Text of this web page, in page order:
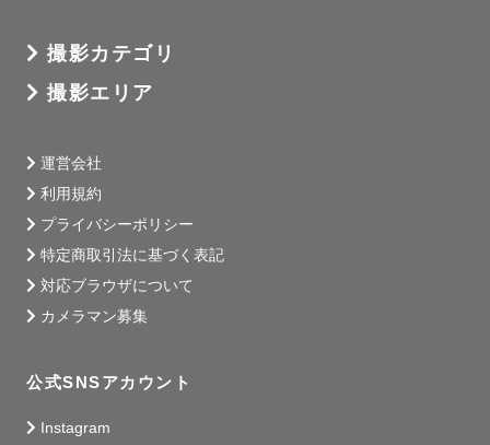
撮影カテゴリ
撮影エリア
運営会社
利用規約
プライバシーポリシー
特定商取引法に基づく表記
対応ブラウザについて
カメラマン募集
公式SNSアカウント
Instagram